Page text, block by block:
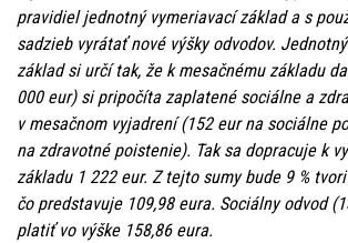
pravidiel jednotný vymeriavací základ a s
sadzieb vyrátať nové výšky odvodov.
základ si určí tak, že k mesačnému základu
000 eur) si pripočíta zaplatené sociálne a
v mesačnom vyjadrení (152 eur na sociálne
na zdravotné poistenie). Tak sa dopracuje k
základu 1 222 eur. Z tejto sumy bude 9 %
čo predstavuje 109,98 eura. Sociálny odvod
platiť vo výške 158,86 eura.